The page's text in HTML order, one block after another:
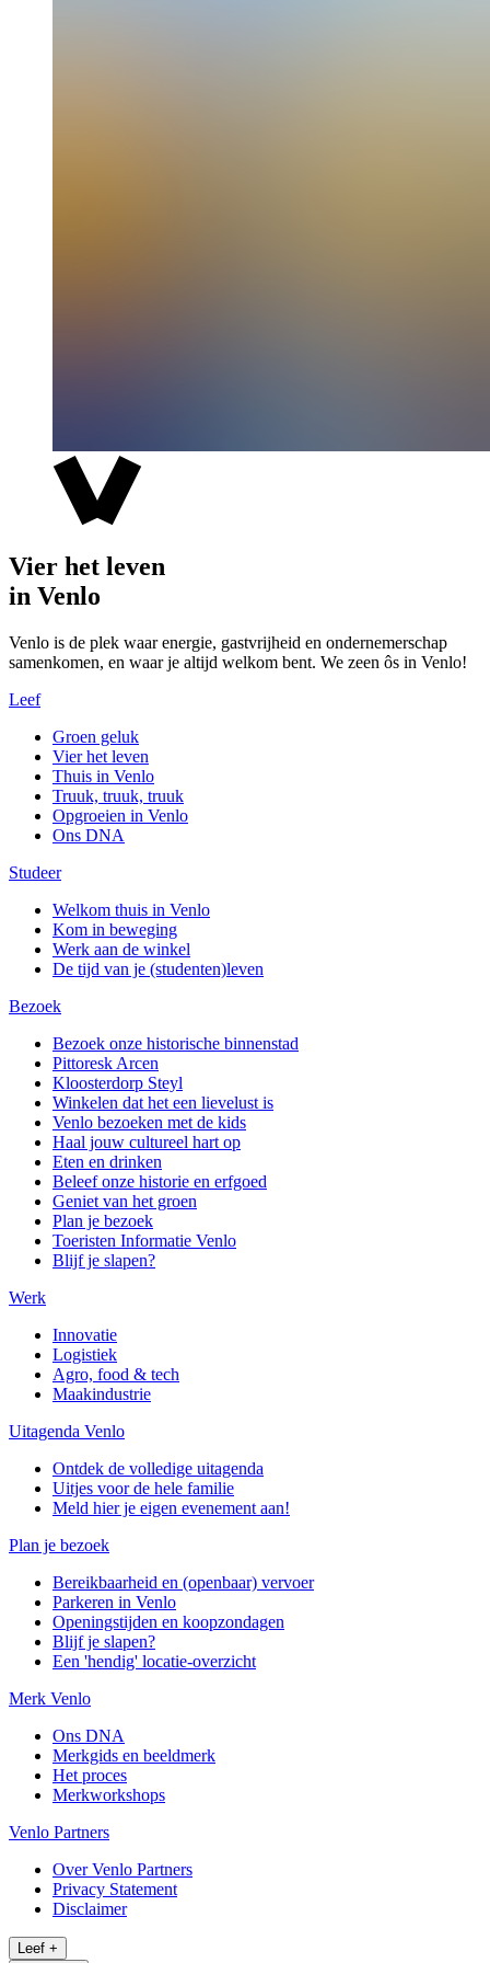
Vier het leven
in Venlo
Venlo is de plek waar energie, gastvrijheid en ondernemerschap
samenkomen, en waar je altijd welkom bent. We zeen ôs in Venlo!
Leef
Groen geluk
Vier het leven
Thuis in Venlo
Truuk, truuk, truuk
Opgroeien in Venlo
Ons DNA
Studeer
Welkom thuis in Venlo
Kom in beweging
Werk aan de winkel
De tijd van je (studenten)leven
Bezoek
Bezoek onze historische binnenstad
Pittoresk Arcen
Kloosterdorp Steyl
Winkelen dat het een lievelust is
Venlo bezoeken met de kids
Haal jouw cultureel hart op
Eten en drinken
Beleef onze historie en erfgoed
Geniet van het groen
Plan je bezoek
Toeristen Informatie Venlo
Blijf je slapen?
Werk
Innovatie
Logistiek
Agro, food & tech
Maakindustrie
Uitagenda Venlo
Ontdek de volledige uitagenda
Uitjes voor de hele familie
Meld hier je eigen evenement aan!
Plan je bezoek
Bereikbaarheid en (openbaar) vervoer
Parkeren in Venlo
Openingstijden en koopzondagen
Blijf je slapen?
Een 'hendig' locatie-overzicht
Merk Venlo
Ons DNA
Merkgids en beeldmerk
Het proces
Merkworkshops
Venlo Partners
Over Venlo Partners
Privacy Statement
Disclaimer
Leef +